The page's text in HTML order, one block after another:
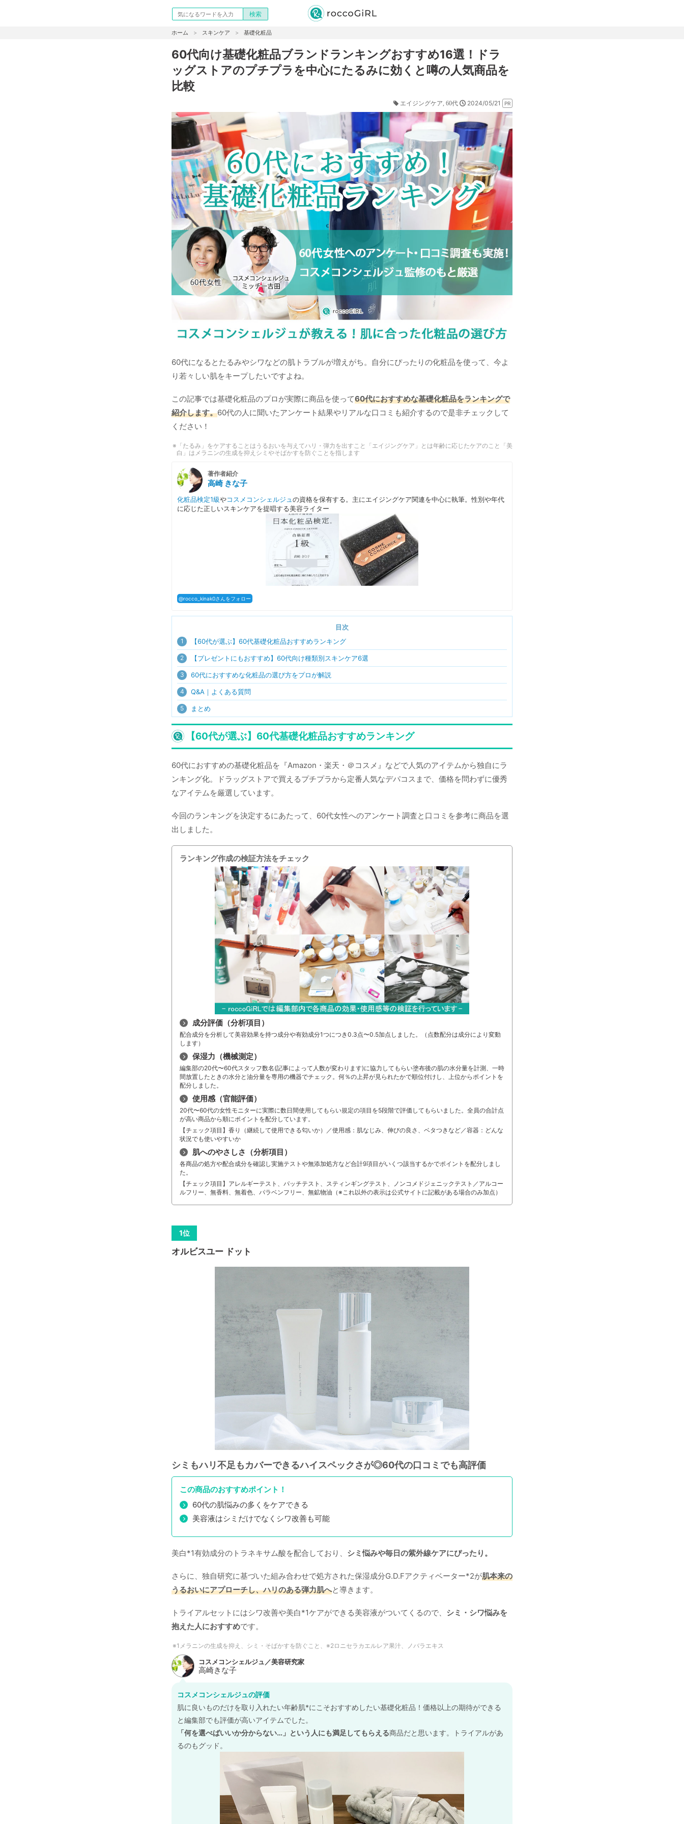
ホーム スキンケア 基礎化粧品
60代向け基礎化粧品ブランドランキングおすすめ16選！ドラ
ッグストアのプチプラを中心にたるみに効くと噂の人気商品を
比較
エイジングケア 60代 2024/05/21
60代になるとたるみやシワなどの肌トラブルが増えがち。自分にぴったりの化粧品を使って、今よ
り若々しい肌をキープしたいですよね。
この記事では基礎化粧品のプロが実際に商品を使って60代におすすめな基礎化粧品をランキングで
紹介します。60代の人に聞いたアンケート結果やリアルな口コミも紹介するので是非チェックして
ください！
「たるみ」をケアすることはうるおいを与えてハリ・弾力を出すこと「エイジングケア」とは年齢に応じたケアのこと「美
白」はメラニンの生成を抑えシミやそばかすを防ぐことを指します
著作者紹介
高崎 きな子
化粧品検定1級やコスメコンシェルジュ の資格を保有する。主にエイジングケア関連を中心に執筆。性別や年代
に応じた正しいスキンケアを提唱する美容ライター
@rocco_kinak0さんをフォロー
目次
1 【60代が選ぶ】60代基礎化粧品おすすめランキング
2 【プレゼントにもおすすめ】60代向け種類別スキンケア6選
3 60代におすすめな化粧品の選び方をプロが解説
4 Q&A｜よくある質問
5 まとめ
【60代が選ぶ】60代基礎化粧品おすすめランキング
60代におすすめの基礎化粧品を『Amazon・楽天・＠コスメ』などで人気のアイテムから独自にラ
ンキング化。ドラッグストアで買えるプチプラから定番人気なデパコスまで、価格を問わずに優秀
なアイテムを厳選しています。
今回のランキングを決定するにあたって、60代女性へのアンケート調査と口コミを参考に商品を選
出しました。
ランキング作成の検証方法をチェック
成分評価（分析項目）
配合成分を分析して美容効果を持つ成分や有効成分1つにつき0.3点〜0.5加点しました。（点数配分は成分により変動
します）
保湿力（機械測定）
編集部の20代〜60代スタッフ数名(記事によって人数が変わります)に協力してもらい塗布後の肌の水分量を計測、一時
間放置したときの水分と油分量を専用の機器でチェック。何％の上昇が見られたかで順位付けし、上位からポイントを
配分しました。
使用感（官能評価）
20代〜60代の女性モニターに実際に数日間使用してもらい規定の項目を5段階で評価してもらいました。全員の合計点
が高い商品から順にポイントを配分しています。
【チェック項目】香り（継続して使用できる匂いか）／使用感：肌なじみ、伸びの良さ、ベタつきなど／容器：どんな
状況でも使いやすいか
肌へのやさしさ（分析項目）
各商品の処方や配合成分を確認し実施テストや無添加処方など合計9項目がいくつ該当するかでポイントを配分しまし
た。
【チェック項目】アレルギーテスト、パッチテスト、スティンギングテスト、ノンコメドジェニックテスト／アルコー
ルフリー、無香料、無着色、パラベンフリー、無鉱物油（※これ以外の表示は公式サイトに記載がある場合のみ加点）
オルビスユー ドット
シミもハリ不足もカバーできるハイスペックさが◎60代の口コミでも高評価
この商品のおすすめポイント！
60代の肌悩みの多くをケアできる
美容液はシミだけでなくシワ改善も可能
美白*1有効成分のトラネキサム酸を配合しており、 シミ悩みや毎日の紫外線ケアにぴったり。
さらに、独自研究に基づいた組み合わせで処方された保湿成分G.D.Fアクティベーター*2が肌本来の
うるおいにアプローチし、ハリのある弾力肌へと導きます。
トライアルセットにはシワ改善や美白*1ケアができる美容液がついてくるので、 シミ・シワ悩みを
抱えた人におすすめです。
1メラニンの生成を抑え、シミ・そばかすを防ぐこと、※2ロニセラカエルレア果汁、ノバラエキス
コスメコンシェルジュの評価
肌に良いものだけを取り入れたい年齢肌*にこそおすすめしたい基礎化粧品！価格以上の期待ができる
と編集部でも評価が高いアイテムでした。
「何を選べばいいか分からない…」という人にも満足してもらえる商品だと思います。トライアルがあ
るのもグッド。